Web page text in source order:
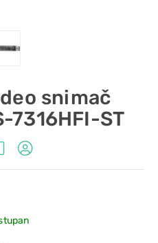
snimač
7316HFI-ST